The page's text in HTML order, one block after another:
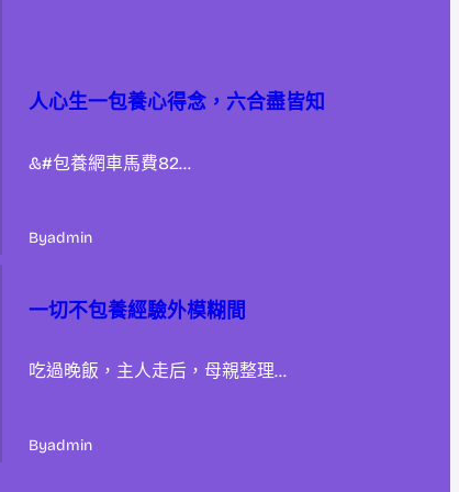
人心生一包養心得念，六合盡皆知
&#包養網車馬費82…
Byadmin
一切不包養經驗外模糊間
吃過晚飯，主人走后，母親整理…
Byadmin